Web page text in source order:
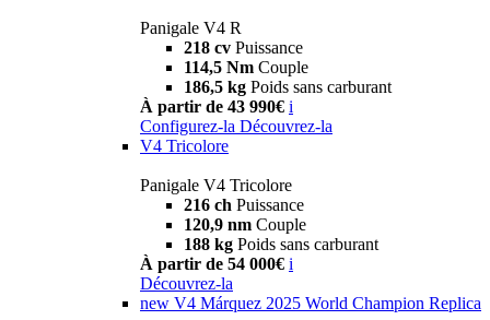
Panigale V4 R
218 cv Puissance
114,5 Nm Couple
186,5 kg Poids sans carburant
À partir de 43 990€ i
Configurez-la Découvrez-la
V4 Tricolore
Panigale V4 Tricolore
216 ch Puissance
120,9 nm Couple
188 kg Poids sans carburant
À partir de 54 000€ i
Découvrez-la
new V4 Márquez 2025 World Champion Replica